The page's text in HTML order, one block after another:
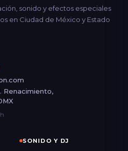
sonido y efectos especiales
en Ciudad de México y Estado
Renacimiento,
SONIDO Y DJ